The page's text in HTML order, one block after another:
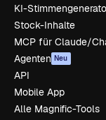
KI-
Stock-Inhalte
MCP für Claude/
Agenten Neu
API
Mobile App
Alle Magnific-Tools